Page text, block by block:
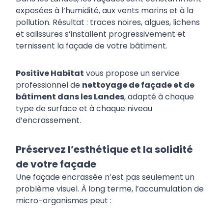
exposées à l’humidité, aux vents marins et à la
pollution. Résultat : traces noires, algues, lichens
et salissures s’installent progressivement et
ternissent la façade de votre bâtiment.
Positive Habitat vous propose un service
professionnel de nettoyage de façade et de
bâtiment dans les Landes, adapté à chaque
type de surface et à chaque niveau
d’encrassement.
Préservez l’esthétique et la solidité
de votre façade
Une façade encrassée n’est pas seulement un
problème visuel. À long terme, l’accumulation de
micro-organismes peut :